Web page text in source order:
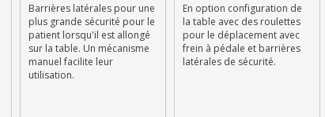
Barrières latérales pour une
plus grande sécurité pour le
patient lorsqu'il est allongé
sur la table. Un mécanisme
manuel facilite leur
utilisation.
En option configuration de
la table avec des roulettes
pour le déplacement avec
frein à pédale et barrières
latérales de sécurité.